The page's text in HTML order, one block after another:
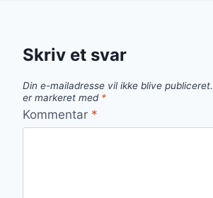
Skriv et svar
Din e-mailadresse vil ikke blive publiceret.
er markeret med *
Kommentar *